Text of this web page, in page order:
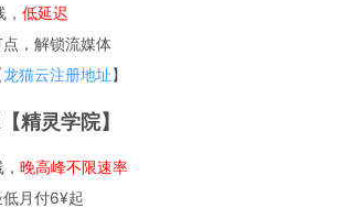
低延迟
，解锁流媒体
龙猫云注册地址】
精灵学院】
晚高峰不限速率
月付6¥起